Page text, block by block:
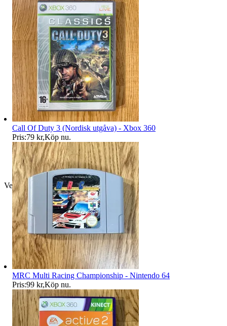
Verifierad
Call Of Duty 3 (Nordisk utgåva) - Xbox 360
Pris:79 kr,Köp nu.
MRC Multi Racing Championship - Nintendo 64
Pris:99 kr,Köp nu.